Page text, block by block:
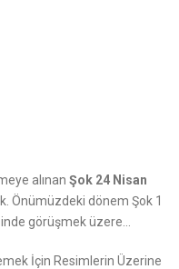
alınan Şok 24 Nisan
Önümüzdeki dönem Şok 1
görüşmek üzere…
İçin Resimlerin Üzerine